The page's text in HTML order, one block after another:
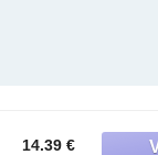
14.39 €